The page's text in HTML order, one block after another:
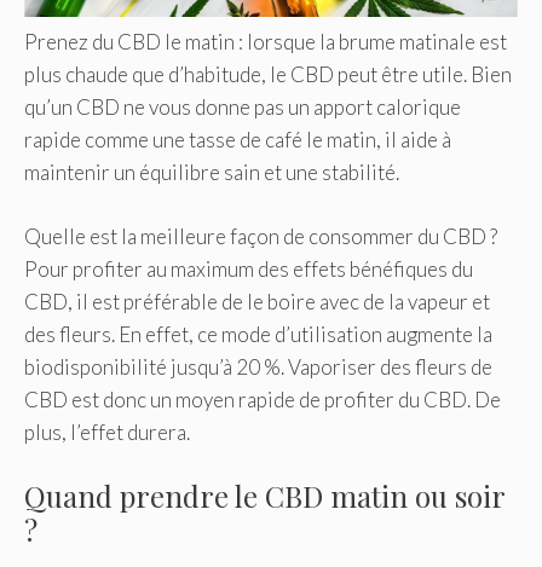
Prenez du CBD le matin : lorsque la brume matinale est
plus chaude que d’habitude, le CBD peut être utile. Bien
qu’un CBD ne vous donne pas un apport calorique
rapide comme une tasse de café le matin, il aide à
maintenir un équilibre sain et une stabilité.
Quelle est la meilleure façon de consommer du CBD ?
Pour profiter au maximum des effets bénéfiques du
CBD, il est préférable de le boire avec de la vapeur et
des fleurs. En effet, ce mode d’utilisation augmente la
biodisponibilité jusqu’à 20 %. Vaporiser des fleurs de
CBD est donc un moyen rapide de profiter du CBD. De
plus, l’effet durera.
Quand prendre le CBD matin ou soir
?